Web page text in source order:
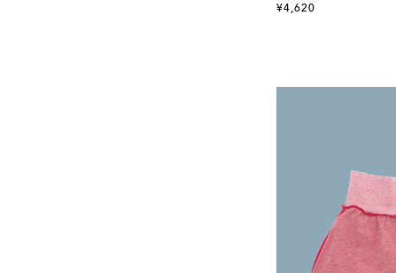
¥4,620